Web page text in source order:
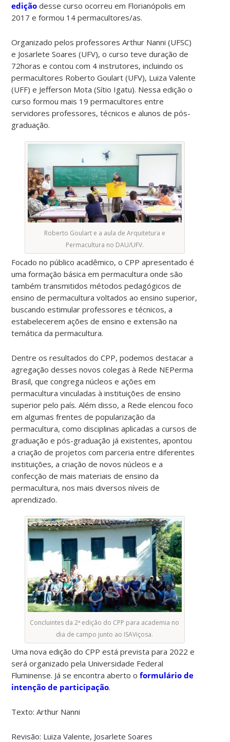
edição desse curso ocorreu em Florianópolis em
2017 e formou 14 permacultores/as.
Organizado pelos professores Arthur Nanni (UFSC)
e Josarlete Soares (UFV), o curso teve duração de
72horas e contou com 4 instrutores, incluindo os
permacultores Roberto Goulart (UFV), Luiza Valente
(UFF) e Jefferson Mota (Sítio Igatu). Nessa edição o
curso formou mais 19 permacultores entre
servidores professores, técnicos e alunos de pós-
graduação.
Roberto Goulart e a aula de Arquitetura e
Permacultura no DAU/UFV.
Focado no público acadêmico, o CPP apresentado é
uma formação básica em permacultura onde são
também transmitidos métodos pedagógicos de
ensino de permacultura voltados ao ensino superior,
buscando estimular professores e técnicos, a
estabelecerem ações de ensino e extensão na
temática da permacultura.
Dentre os resultados do CPP, podemos destacar a
agregação desses novos colegas à Rede NEPerma
Brasil, que congrega núcleos e ações em
permacultura vinculadas à instituições de ensino
superior pelo país. Além disso, a Rede elencou foco
em algumas frentes de popularização da
permacultura, como disciplinas aplicadas a cursos de
graduação e pós-graduação já existentes, apontou
a criação de projetos com parceria entre diferentes
instituições, a criação de novos núcleos e a
confecção de mais materiais de ensino da
permacultura, nos mais diversos níveis de
aprendizado.
Concluintes da 2ª edição do CPP para academia no
dia de campo junto ao ISAViçosa.
Uma nova edição do CPP está prevista para 2022 e
será organizado pela Universidade Federal
Fluminense. Já se encontra aberto oformulário de
intenção de participação.
Texto: Arthur Nanni
Revisão: Luiza Valente, Josarlete Soares